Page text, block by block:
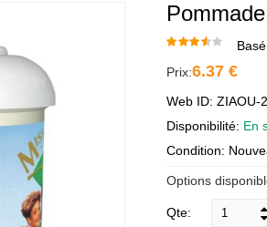
Prix:6.37 €
Web ID: ZIAOU-
Disponibilité: En
Condition:
Options
Qte: